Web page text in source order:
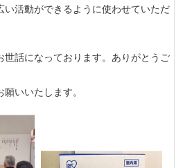
い活動ができるように使わせていただ
世話になっております。ありがとうご
いいたします。